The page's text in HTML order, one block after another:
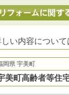
い内容につい
岡県 宇美町
美町高齢者等住